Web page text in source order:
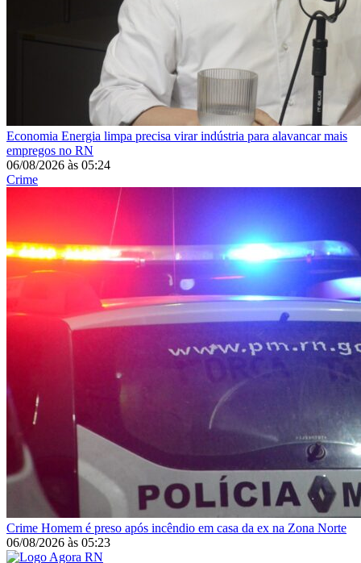
Economia Energia limpa precisa virar indústria para alavancar mais
empregos no RN
06/08/2026 às 05:24
Crime
Crime Homem é preso após incêndio em casa da ex na Zona Norte
06/08/2026 às 05:23